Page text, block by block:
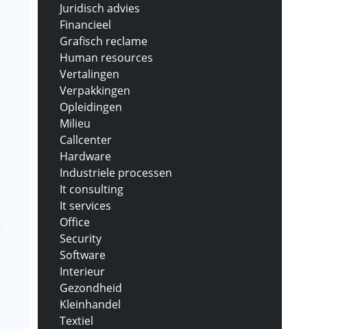
Juridisch advies
Financieel
Grafisch reclame
Human resources
Vertalingen
Verpakkingen
Opleidingen
Milieu
Callcenter
Hardware
Industriele processen
It consulting
It services
Office
Security
Software
Interieur
Gezondheid
Kleinhandel
Textiel